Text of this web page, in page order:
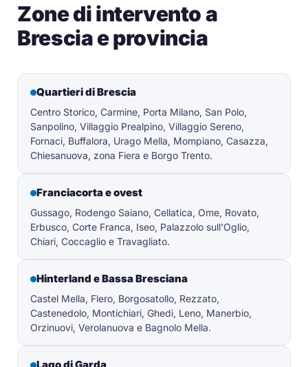
Zone di intervento a
Brescia e provincia
Quartieri di Brescia
Centro Storico, Carmine, Porta Milano, San Polo,
Sanpolino, Villaggio Prealpino, Villaggio Sereno,
Fornaci, Buffalora, Urago Mella, Mompiano, Casazza,
Chiesanuova, zona Fiera e Borgo Trento.
Franciacorta e ovest
Gussago, Rodengo Saiano, Cellatica, Ome, Rovato,
Erbusco, Corte Franca, Iseo, Palazzolo sull'Oglio,
Chiari, Coccaglio e Travagliato.
Hinterland e Bassa Bresciana
Castel Mella, Flero, Borgosatollo, Rezzato,
Castenedolo, Montichiari, Ghedi, Leno, Manerbio,
Orzinuovi, Verolanuova e Bagnolo Mella.